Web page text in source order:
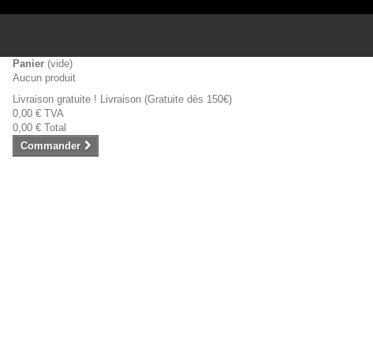
Panier (vide)
Aucun produit
Livraison gratuite ! Livraison (Gratuite dès 150€)
0,00 € TVA
0,00 € Total
Commander